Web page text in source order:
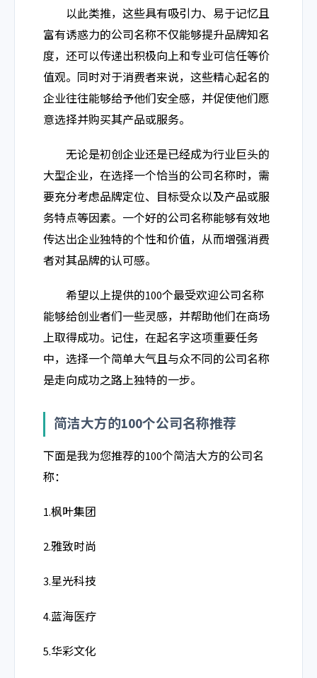
以此类推，这些具有吸引力、易于记忆且
富有诱惑力的公司名称不仅能够提升品牌知名
度，还可以传递出积极向上和专业可信任等价
值观。同时对于消费者来说，这些精心起名的
企业往往能够给予他们安全感，并促使他们愿
意选择并购买其产品或服务。
无论是初创企业还是已经成为行业巨头的
大型企业，在选择一个恰当的公司名称时，需
要充分考虑品牌定位、目标受众以及产品或服
务特点等因素。一个好的公司名称能够有效地
传达出企业独特的个性和价值，从而增强消费
者对其品牌的认可感。
希望以上提供的100个最受欢迎公司名称
能够给创业者们一些灵感，并帮助他们在商场
上取得成功。记住，在起名字这项重要任务
中，选择一个简单大气且与众不同的公司名称
是走向成功之路上独特的一步。
简洁大方的100个公司名称推荐
下面是我为您推荐的100个简洁大方的公司名
称：
1.枫叶集团
2.雅致时尚
3.星光科技
4.蓝海医疗
5.华彩文化